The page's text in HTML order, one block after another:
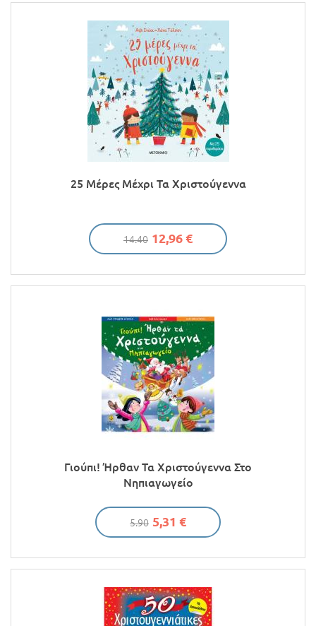
25 Μέρες Μέχρι Τα Χριστούγεννα
14.40 12,96 €
Γιούπι! Ήρθαν Τα Χριστούγεννα Στο
Νηπιαγωγείο
5.90 5,31 €